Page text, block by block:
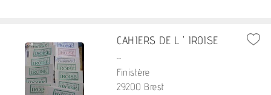
CAHIERS DE L ' IROISE
Finistère
29200 Brest